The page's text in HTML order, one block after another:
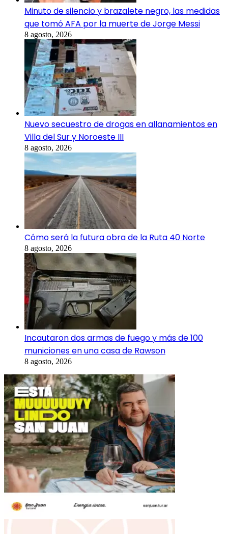
Minuto de silencio y brazalete negro, las medidas
que tomó AFA por la muerte de Jorge Messi
8 agosto, 2026
Nuevo secuestro de drogas en allanamientos en
Villa del Sur y Noroeste III
8 agosto, 2026
Cómo será la futura obra de la Ruta 40 Norte
8 agosto, 2026
Incautaron dos armas de fuego y más de 100
municiones en una casa de Rawson
8 agosto, 2026